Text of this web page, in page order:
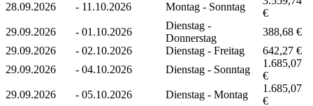
28.09.2026
- 11.10.2026 Montag - Sonntag
€
29.09.2026
- 01.10.2026
Dienstag -
Donnerstag
388,68 €
29.09.2026
- 02.10.2026 Dienstag - Freitag
642,27 €
29.09.2026
- 04.10.2026 Dienstag - Sonntag
1.685,07
€
29.09.2026
- 05.10.2026 Dienstag - Montag
1.685,07
€